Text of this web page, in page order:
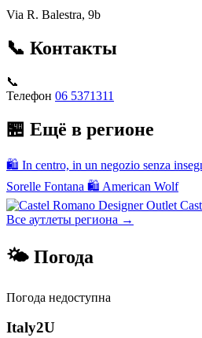
Via R. Balestra, 9b
📞 Контакты
📞
Телефон 06 5371311
🏪 Ещё в регионе
🛍 In centro, in un negozio senza
Sorelle Fontana 🛍 American Wolf
Все аутлеты региона →
🌤 Погода
Погода недоступна
Italy2U